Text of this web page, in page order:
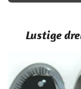
Lustige